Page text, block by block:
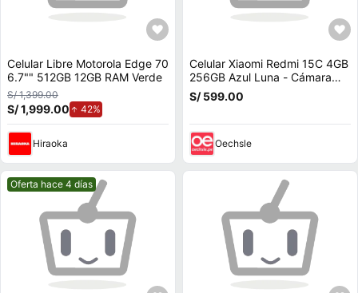
Celular Libre Motorola Edge 70
6.7"" 512GB 12GB RAM Verde
S/ 1,399.00
S/ 1,999.00 42%
Hiraoka
Celular Xiaomi Redmi 15C 4GB
256GB Azul Luna - Cámara
50MP
S/ 599.00
Oechsle
Mejor precio.
Oferta hace 4 días